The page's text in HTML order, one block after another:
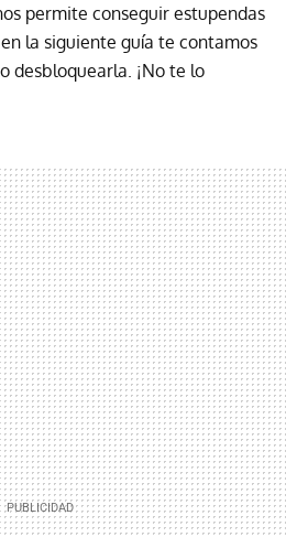
permite conseguir estupendas
la siguiente guía te contamos
desbloquearla. ¡No te lo